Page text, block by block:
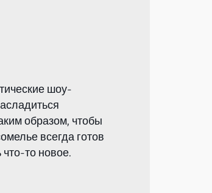
шоу-
образом, чтобы
всегда готов
то новое.